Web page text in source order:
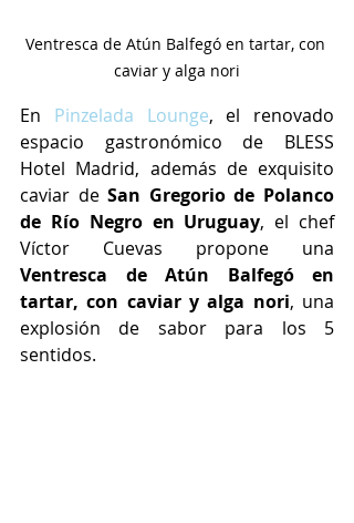
Ventresca de Atún Balfegó en tartar, con
caviar y alga nori
En Pinzelada Lounge, el renovado
espacio gastronómico de BLESS
Hotel Madrid, además de exquisito
caviar de San Gregorio de Polanco
de Río Negro en Uruguay, el chef
Ventresca de Atún Balfegó en
tartar, con caviar y alga nori, una
explosión de sabor para los 5
sentidos.